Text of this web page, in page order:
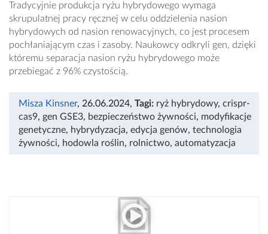
Tradycyjnie produkcja ryżu hybrydowego wymaga
skrupulatnej pracy ręcznej w celu oddzielenia nasion
hybrydowych od nasion renowacyjnych, co jest procesem
pochłaniającym czas i zasoby. Naukowcy odkryli gen, dzięki
któremu separacja nasion ryżu hybrydowego może
przebiegać z 96% czystością.
Misza Kinsner, 26.06.2024, Tagi: ryż hybrydowy, crispr-
cas9, gen GSE3, bezpieczeństwo żywności, modyfikacje
genetyczne, hybrydyzacja, edycja genów, technologia
żywności, hodowla roślin, rolnictwo, automatyzacja